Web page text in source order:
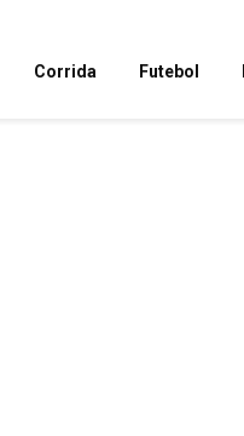
Corrida Futebol